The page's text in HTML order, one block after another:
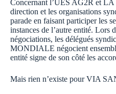
Concernant l’UES AG2R et
direction et les organisations
parade en faisant participer les
instances de l’autre entité. Lors
négociations, les délégués
MONDIALE négocient
entité signe de son côté les
Mais rien n’existe pour VIA